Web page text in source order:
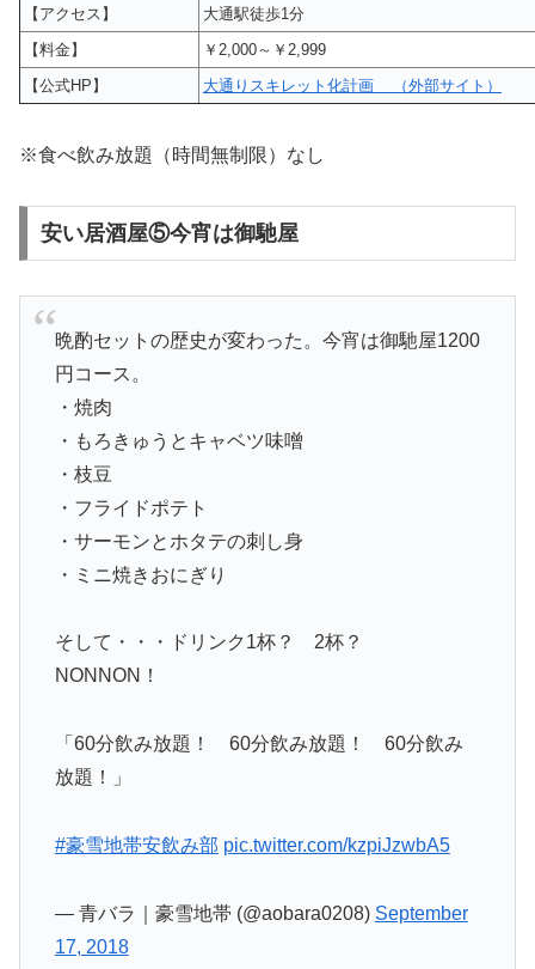
【アクセス】
大通駅徒歩1分
【料金】
￥2,000～￥2,999
【公式HP】
大通りスキレット化計画 （外部サイト）
※食べ飲み放題（時間無制限）なし
安い居酒屋⑤今宵は御馳屋
晩酌セットの歴史が変わった。今宵は御馳屋1200
円コース。
・焼肉
・もろきゅうとキャベツ味噌
・枝豆
・フライドポテト
・サーモンとホタテの刺し身
・ミニ焼きおにぎり
そして・・・ドリンク1杯？ 2杯？
NONNON！
「60分飲み放題！ 60分飲み放題！ 60分飲み
放題！」
#豪雪地帯安飲み部 pic.twitter.com/kzpiJzwbA5
— 青バラ｜豪雪地帯 (@aobara0208) September
17, 2018